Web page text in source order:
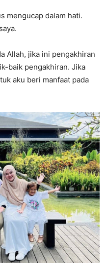
mengucap dalam hati.
Allah, jika ini pengakhiran
baik pengakhiran. Jika
aku beri manfaat pada